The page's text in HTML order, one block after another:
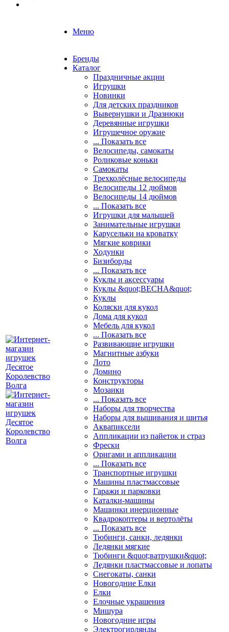
Меню
Бренды
Каталог
Праздничные акции
Игрушки
Новинки
Для детских праздников
Вывернушки и Дразнюки
Деревянные игрушки
Игрушечное оружие
... Показать все
Велосипеды, самокаты
Роликовые коньки
Самокаты
Трехколёсные велосипеды
Велосипеды 12 дюймов
Велосипеды 14 дюймов
... Показать все
Игрушки для малышей
Занимательные игрушки
Карусельки на кроватку
Мягкие коврики
Ходунки
Бизиборды
... Показать все
Куклы и аксессуары
Куклы &quot;ВЕСНА&quot;
Куклы
Коляски для кукол
Дома для кукол
Мебель для кукол
... Показать все
Развивающие игрушки
Магнитные азбуки
Лото
Домино
Конструкторы
Мозаики
... Показать все
Наборы для творчества
Наборы для вышивания и шитья
Аквапиксели
Аппликации из пайеток и страз
Фрески
Оригами и аппликации
... Показать все
Транспортные игрушки
Машины пластмассовые
Гаражи и парковки
Каталки-машины
Машинки инерционные
Квадрокоптеры и вертолёты
... Показать все
Тюбинги, санки, ледянки
Ледянки мягкие
Тюбинги &quot;ватрушки&quot;
Ледянки пластмассовые и лопаты
Снегокаты, санки
Новогодние Елки
Елки
Елочные украшения
Мишура
Новогодние игры
Электрогирлянды